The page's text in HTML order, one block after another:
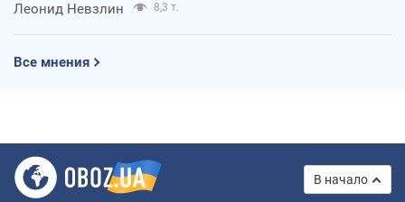
Леонид Невзлин 8,3 т.
Все мнения
В начало